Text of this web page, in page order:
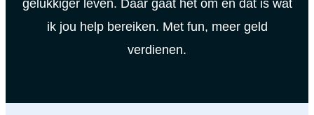
gelukkiger leven. Daar gaat het om en dat is wat
ik jou help bereiken. Met fun, meer geld
verdienen.